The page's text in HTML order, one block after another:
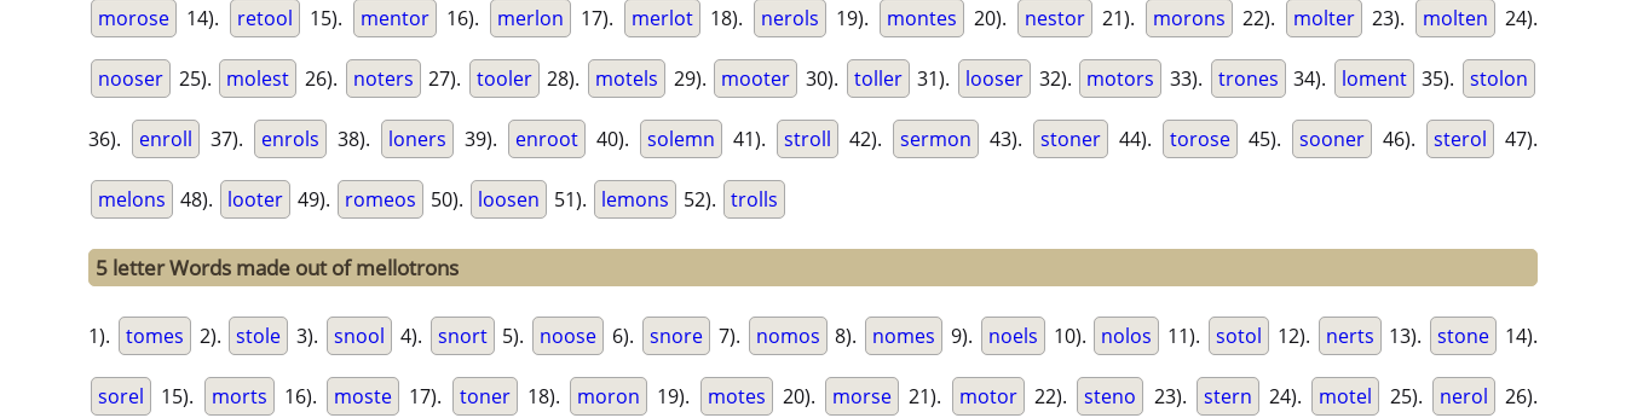
morose 14). retool 15). mentor 16). merlon 17). merlot 18). nerols 19). montes 20). nestor 21). morons 22). molter 23). molten 24).
nooser 25). molest 26). noters 27). tooler 28). motels 29). mooter 30). toller 31). looser 32). motors 33). trones 34). loment 35). stolon
36). enroll 37). enrols 38). loners 39). enroot 40). solemn 41). stroll 42). sermon 43). stoner 44). torose 45). sooner 46). sterol 47).
melons 48). looter 49). romeos 50). loosen 51). lemons 52). trolls
5 letter Words made out of mellotrons
1). tomes 2). stole 3). snool 4). snort 5). noose 6). snore 7). nomos 8). nomes 9). noels 10). nolos 11). sotol 12). nerts 13). stone 14).
sorel 15). morts 16). moste 17). toner 18). moron 19). motes 20). morse 21). motor 22). steno 23). stern 24). motel 25). nerol 26).